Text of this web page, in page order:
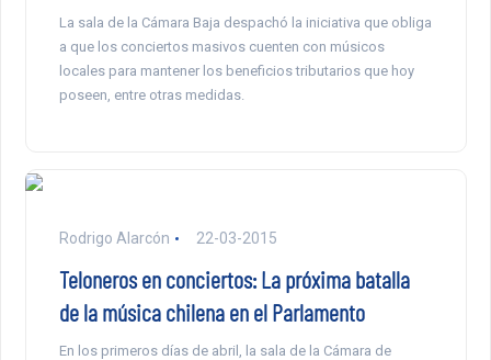
La sala de la Cámara Baja despachó la iniciativa que obliga
a que los conciertos masivos cuenten con músicos
locales para mantener los beneficios tributarios que hoy
poseen, entre otras medidas.
Rodrigo Alarcón 22-03-2015
Teloneros en conciertos: La próxima batalla
de la música chilena en el Parlamento
En los primeros días de abril, la sala de la Cámara de